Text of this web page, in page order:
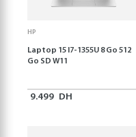
HP
Laptop 15 I7-1355U 8 Go 512
Go SD W11
9.499 DH